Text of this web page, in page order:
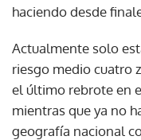
haciendo desde
Actualmente solo
riesgo medio cuatro
el último rebrote en
mientras que ya no
geografía nacional